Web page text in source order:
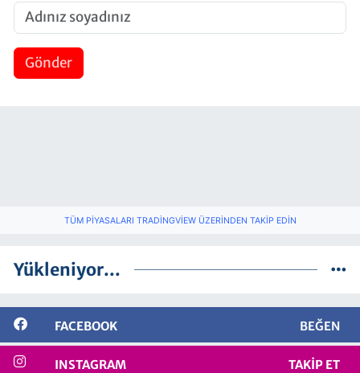
Gönder
TÜM PIYASALARI TRADINGVIEW ÜZERINDEN TAKIP EDIN
Yükleniyor...
FACEBOOK BEĞEN
INSTAGRAM TAKIP ET